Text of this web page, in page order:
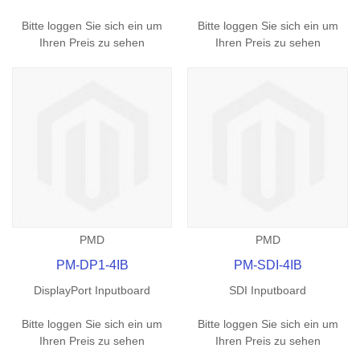
Bitte loggen Sie sich ein um
Ihren Preis zu sehen
Bitte loggen Sie sich ein um
Ihren Preis zu sehen
PMD
PM-DP1-4IB
DisplayPort Inputboard
Bitte loggen Sie sich ein um
Ihren Preis zu sehen
PMD
PM-SDI-4IB
SDI Inputboard
Bitte loggen Sie sich ein um
Ihren Preis zu sehen